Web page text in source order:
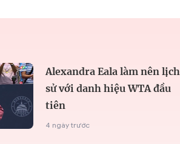
Alexandra Eala làm nên lịch
sử với danh hiệu WTA đầu
tiên
4 ngày trước